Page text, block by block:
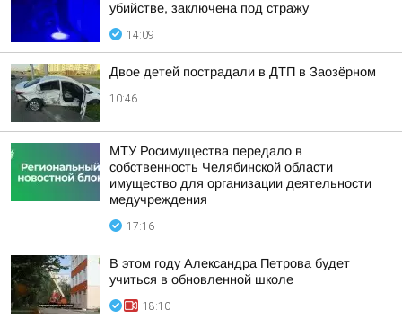
убийстве, заключена под стражу
14:09
Двое детей пострадали в ДТП в Заозёрном
10:46
МТУ Росимущества передало в
собственность Челябинской области
имущество для организации деятельности
медучреждения
17:16
В этом году Александра Петрова будет
учиться в обновленной школе
18:10